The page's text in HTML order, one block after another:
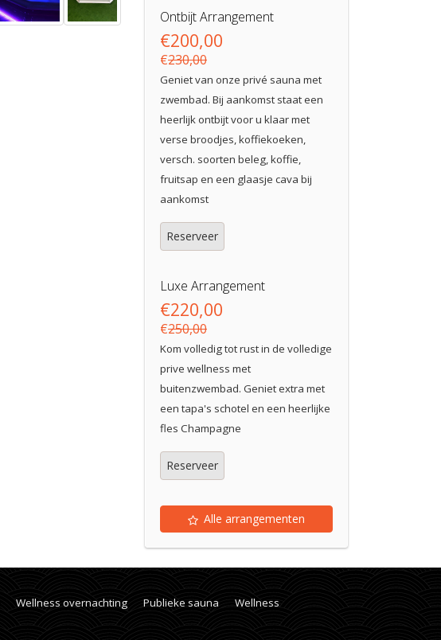
Ontbijt Arrangement
€200,00
€230,00
Geniet van onze privé sauna met
zwembad. Bij aankomst staat een
heerlijk ontbijt voor u klaar met
verse broodjes, koffiekoeken,
versch. soorten beleg, koffie,
fruitsap en een glaasje cava bij
aankomst
Reserveer
Luxe Arrangement
€220,00
€250,00
Kom volledig tot rust in de volledige
prive wellness met
buitenzwembad. Geniet extra met
een tapa's schotel en een heerlijke
fles Champagne
Reserveer
Alle arrangementen
Wellness overnachting Publieke sauna
Wellness